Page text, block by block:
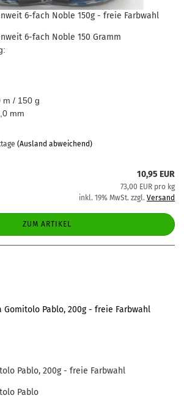
6-fach Noble 150g - freie Farbwahl
6-fach Noble 150 Gramm
m / 150 g
mm
(Ausland abweichend)
10,95 EUR
73,00 EUR pro kg
inkl. 19% MwSt. zzgl. Versand
ZUM ARTIKEL
Pablo, 200g - freie Farbwahl
Pablo